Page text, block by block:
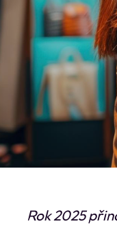
Rok 2025